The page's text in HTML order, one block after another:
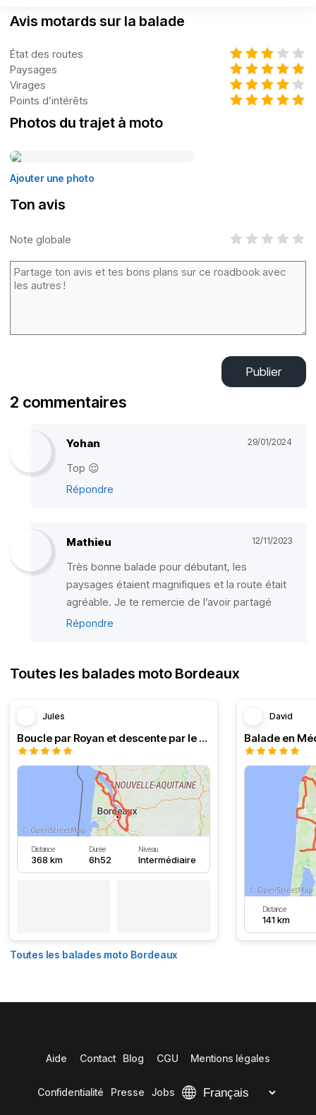
Avis motards sur la balade
État des routes
Paysages
Virages
Points d’intérêts
Photos du trajet à moto
Ajouter une photo
Ton avis
Note globale
Publier
2 commentaires
Yohan 29/01/2024
Top 😌
Répondre
Mathieu 12/11/2023
Très bonne balade pour débutant, les
paysages étaient magnifiques et la route était
agréable. Je te remercie de l’avoir partagé
Répondre
Toutes les balades moto Bordeaux
Jules
Boucle par Royan et descente par le Médoc
Distance
368 km
Durée
6h52
Niveau
Intermédiaire
David
Distance
141 km
Toutes les balades moto Bordeaux
Aide Contact Blog CGU Mentions légales
Confidentialité Presse Jobs